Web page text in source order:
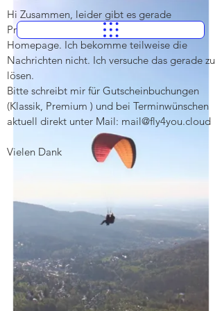
Hi Zusammen, leider gibt es gerade
Probleme mit den Formularen auf der
Homepage. Ich bekomme teilweise die
Nachrichten nicht. Ich versuche das gerade zu
lösen.
Bitte schreibt mir für Gutscheinbuchungen
(Klassik, Premium ) und bei Terminwünschen
aktuell direkt unter Mail: mail@fly4you.cloud
Vielen Dank